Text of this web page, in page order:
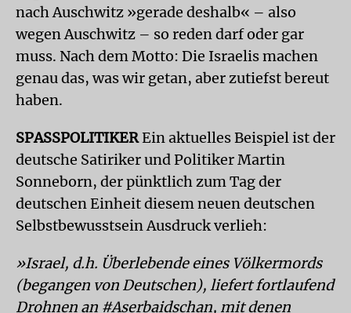
nach Auschwitz »gerade deshalb« – also
wegen Auschwitz – so reden darf oder gar
muss. Nach dem Motto: Die Israelis machen
genau das, was wir getan, aber zutiefst bereut
haben.
SPASSPOLITIKEREin aktuelles Beispiel ist der
deutsche Satiriker und Politiker Martin
Sonneborn, der pünktlich zum Tag der
deutschen Einheit diesem neuen deutschen
Selbstbewusstsein Ausdruck verlieh:
»Israel, d.h. Überlebende eines Völkermords
(begangen von Deutschen), liefert fortlaufend
Drohnen an #Aserbaidschan, mit denen